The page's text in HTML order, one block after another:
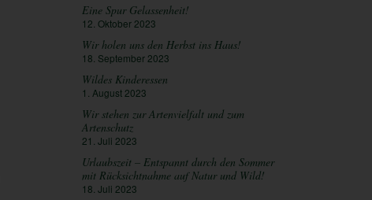
Eine Spur Gelassenheit!
12. Oktober 2023
Wir holen uns den Herbst ins Haus!
18. September 2023
Wildes Kinderessen
1. August 2023
Wir stehen zur Artenvielfalt und zum
Artenschutz
21. Juli 2023
Urlaubszeit – Entspannt durch den Sommer
mit Rücksichtnahme auf Natur und Wild!
18. Juli 2023